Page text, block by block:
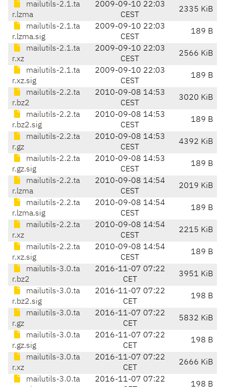
mailutils-2.1.ta
r.lzma
2009-09-10 22:03
CEST
2335 KiB
mailutils-2.1.ta
r.lzma.sig
2009-09-10 22:03
CEST
189 B
mailutils-2.1.ta
r.xz
2009-09-10 22:03
CEST
2566 KiB
mailutils-2.1.ta
r.xz.sig
2009-09-10 22:03
CEST
189 B
mailutils-2.2.ta
r.bz2
2010-09-08 14:53
CEST
3020 KiB
mailutils-2.2.ta
r.bz2.sig
2010-09-08 14:53
CEST
189 B
mailutils-2.2.ta
r.gz
2010-09-08 14:53
CEST
4392 KiB
mailutils-2.2.ta
r.gz.sig
2010-09-08 14:53
CEST
189 B
mailutils-2.2.ta
r.lzma
2010-09-08 14:54
CEST
2019 KiB
mailutils-2.2.ta
r.lzma.sig
2010-09-08 14:54
CEST
189 B
mailutils-2.2.ta
r.xz
2010-09-08 14:54
CEST
2215 KiB
mailutils-2.2.ta
r.xz.sig
2010-09-08 14:54
CEST
189 B
mailutils-3.0.ta
r.bz2
2016-11-07 07:22
CET
3951 KiB
mailutils-3.0.ta
r.bz2.sig
2016-11-07 07:22
CET
198 B
mailutils-3.0.ta
r.gz
2016-11-07 07:22
CET
5832 KiB
mailutils-3.0.ta
r.gz.sig
2016-11-07 07:22
CET
198 B
mailutils-3.0.ta
r.xz
2016-11-07 07:22
CET
2666 KiB
mailutils-3.0.ta
2016-11-07 07:22
198 B